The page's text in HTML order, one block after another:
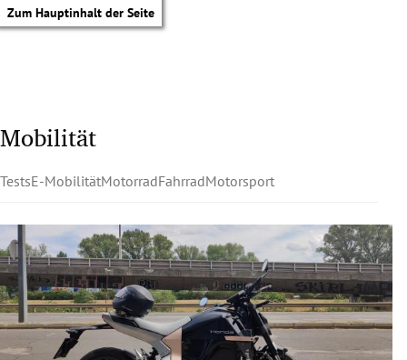
Zum Hauptinhalt der Seite
Mobilität
TestsE-MobilitätMotorradFahrradMotorsport